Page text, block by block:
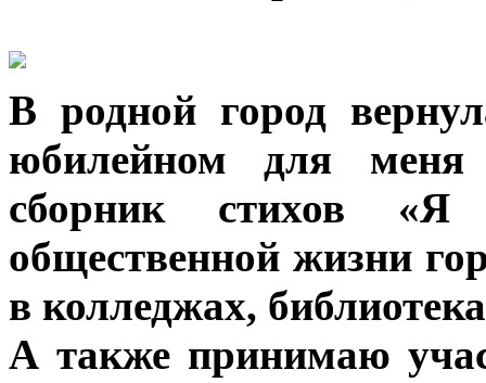
В родной город
юбилейном для
сборник стихов «Я
общественной жизни
в колледжах,
А также принимаю